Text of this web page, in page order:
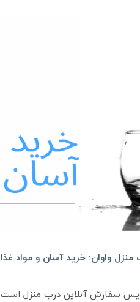
واوان: خرید آسان و مواد
سفارش آنلاین درب منزل است